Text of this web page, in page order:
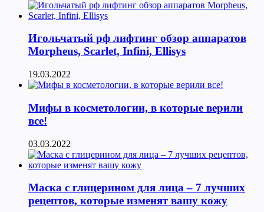
Игольчатый рф лифтинг обзор аппаратов
Morpheus, Scarlet, Infini, Ellisys
19.03.2022
Мифы в косметологии, в которые верили
все!
03.03.2022
Маска с глицерином для лица – 7 лучших
рецептов, которые изменят вашу кожу